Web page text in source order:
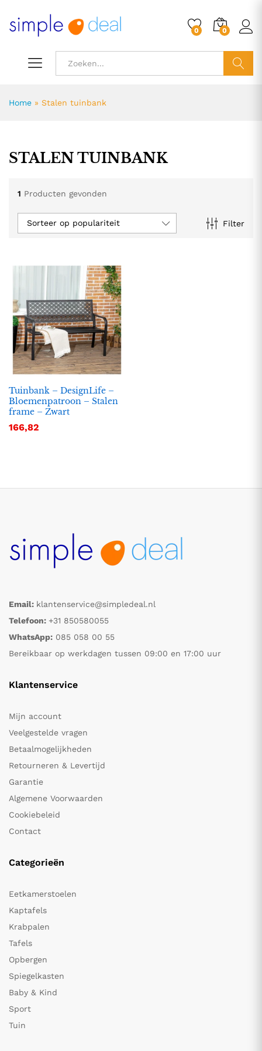
0 0
Home » Stalen tuinbank
STALEN TUINBANK
1 Producten gevonden
Filter
Sorteer op populariteit
Tuinbank – DesignLife –
Bloemenpatroon – Stalen
frame – Zwart
166,82
Email: klantenservice@simpledeal.nl
Telefoon: +31 850580055
WhatsApp: 085 058 00 55
Bereikbaar op werkdagen tussen 09:00 en 17:00 uur
Klantenservice
Mijn account
Veelgestelde vragen
Betaalmogelijkheden
Retourneren & Levertijd
Garantie
Algemene Voorwaarden
Cookiebeleid
Contact
Categorieën
Eetkamerstoelen
Kaptafels
Krabpalen
Tafels
Opbergen
Spiegelkasten
Baby & Kind
Sport
Tuin